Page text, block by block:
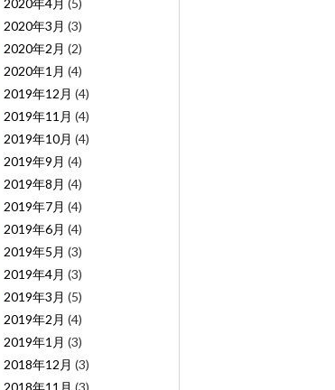
2020年4月 (5)
2020年3月 (3)
2020年2月 (2)
2020年1月 (4)
2019年12月 (4)
2019年11月 (4)
2019年10月 (4)
2019年9月 (4)
2019年8月 (4)
2019年7月 (4)
2019年6月 (4)
2019年5月 (3)
2019年4月 (3)
2019年3月 (5)
2019年2月 (4)
2019年1月 (3)
2018年12月 (3)
2018年11月 (3)